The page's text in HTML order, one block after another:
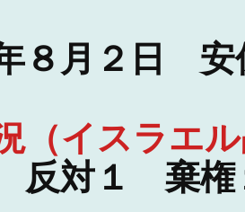
８月２日
（イスラエ
反対１ 棄権